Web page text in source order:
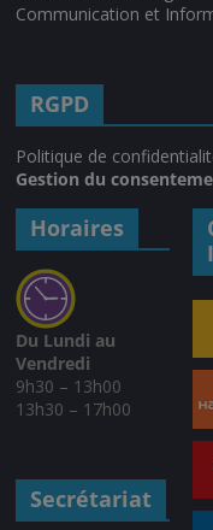
Communication et
RGPD
Politique de
Gestion du
Horaires
Du Lundi au
Vendredi
9h30 – 13h00
13h30 – 17h00
Secrétariat